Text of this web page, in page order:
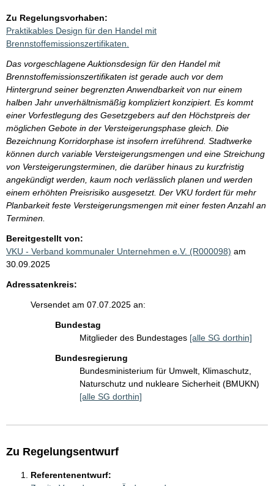
Zu Regelungsvorhaben:
Praktikables Design für den Handel mit
Brennstoffemissionszertifikaten.
Das vorgeschlagene Auktionsdesign für den Handel mit
Brennstoffemissionszertifikaten ist gerade auch vor dem
Hintergrund seiner begrenzten Anwendbarkeit von nur einem
halben Jahr unverhältnismäßig kompliziert konzipiert. Es kommt
einer Vorfestlegung des Gesetzgebers auf den Höchstpreis der
möglichen Gebote in der Versteigerungsphase gleich. Die
Bezeichnung Korridorphase ist insofern irreführend. Stadtwerke
können durch variable Versteigerungsmengen und eine Streichung
von Versteigerungsterminen, die darüber hinaus zu kurzfristig
angekündigt werden, kaum noch verlässlich planen und werden
einem erhöhten Preisrisiko ausgesetzt. Der VKU fordert für mehr
Planbarkeit feste Versteigerungsmengen mit einer festen Anzahl an
Terminen.
Bereitgestellt von:
VKU - Verband kommunaler Unternehmen e.V. (R000098) am
30.09.2025
Adressatenkreis:
Versendet am 07.07.2025 an:
Bundestag
Mitglieder des Bundestages [alle SG dorthin]
Bundesregierung
Bundesministerium für Umwelt, Klimaschutz,
Naturschutz und nukleare Sicherheit (BMUKN)
[alle SG dorthin]
Zu Regelungsentwurf
Referentenentwurf: